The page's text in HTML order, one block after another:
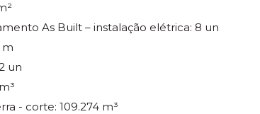
As Built – instalação elétrica: 8 un
m
un
- corte: 109.274 m³